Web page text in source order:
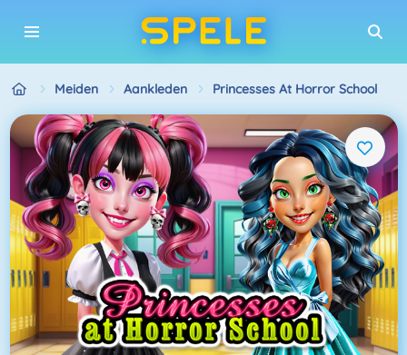
Meiden Aankleden Princesses At Horror School